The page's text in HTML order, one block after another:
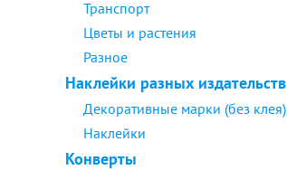
Транспорт
Цветы и растения
Разное
Наклейки разных издательств
Декоративные марки (без клея)
Наклейки
Конверты